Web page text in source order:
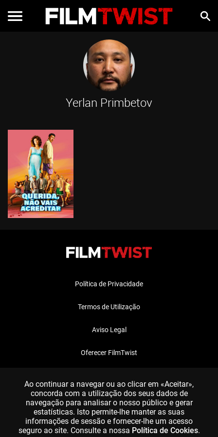
Yerlan Primbetov
Política de Privacidade
Termos de Utilização
Aviso Legal
Oferecer FilmTwist
Ao continuar a navegar ou ao clicar em «Aceitar»,
concorda com a utilização dos seus dados de
navegação para analisar o nosso público e gerar
estatísticas. Isto permite-lhe manter as suas
informações de sessão e fornecer-lhe um acesso
seguro ao site. Consulte a nossa Política de Cookies.